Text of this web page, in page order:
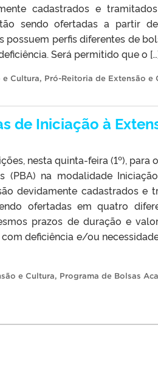
cadastrados e
sendo ofertadas a partir
perfis diferentes de
Será permitido que o
e Cultura, Pró-Reitoria de Extensão e
de Iniciação à
nesta quinta-feira (1º), para
na modalidade
devidamente cadastrados e
ofertadas em quatro
prazos de duração e
deficiência e/ou
e Cultura, Programa de Bolsas